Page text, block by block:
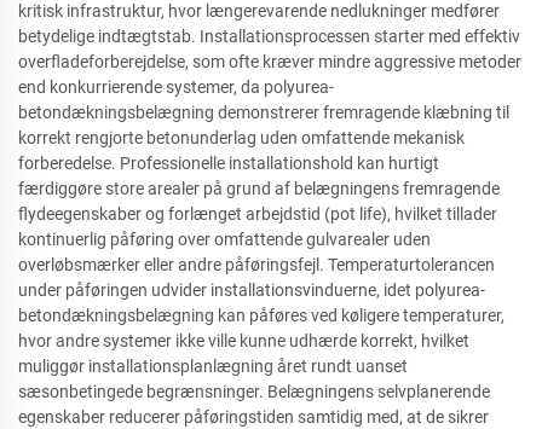
kritisk infrastruktur, hvor længerevarende nedlukninger medfører
betydelige indtægtstab. Installationsprocessen starter med effektiv
overfladeforberejdelse, som ofte kræver mindre aggressive metoder
end konkurrierende systemer, da polyurea-
betondækningsbelægning demonstrerer fremragende klæbning til
korrekt rengjorte betonunderlag uden omfattende mekanisk
forberedelse. Professionelle installationshold kan hurtigt
færdiggøre store arealer på grund af belægningens fremragende
flydeegenskaber og forlænget arbejdstid (pot life), hvilket tillader
kontinuerlig påføring over omfattende gulvarealer uden
overløbsmærker eller andre påføringsfejl. Temperaturtolerancen
under påføringen udvider installationsvinduerne, idet polyurea-
betondækningsbelægning kan påføres ved køligere temperaturer,
hvor andre systemer ikke ville kunne udhærde korrekt, hvilket
muliggør installationsplanlægning året rundt uanset
sæsonbetingede begrænsninger. Belægningens selvplanerende
egenskaber reducerer påføringstiden samtidig med, at de sikrer